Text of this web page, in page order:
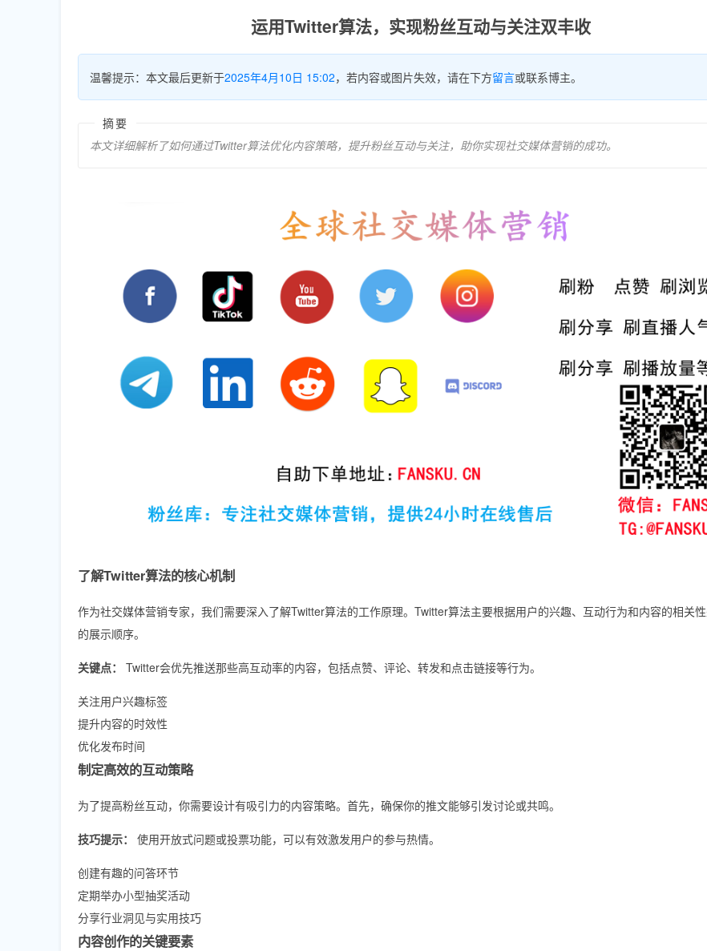
运用Twitter算法，实现粉丝互动与关注双丰收
温馨提示：本文最后更新于2025年4月10日 15:02，若内容或图片失效，请在下方留言或联系博主。
摘要
本文详细解析了如何通过Twitter算法优化内容策略，提升粉丝互动与关注，助你实现社交媒体营销的成功。
了解Twitter算法的核心机制
作为社交媒体营销专家，我们需要深入了解Twitter算法的工作原理。Twitter算法主要根据用户的兴趣、互动行为和内容的相关
的展示顺序。
关键点： Twitter会优先推送那些高互动率的内容，包括点赞、评论、转发和点击链接等行为。
关注用户兴趣标签
提升内容的时效性
优化发布时间
制定高效的互动策略
为了提高粉丝互动，你需要设计有吸引力的内容策略。首先，确保你的推文能够引发讨论或共鸣。
技巧提示： 使用开放式问题或投票功能，可以有效激发用户的参与热情。
创建有趣的问答环节
定期举办小型抽奖活动
分享行业洞见与实用技巧
内容创作的关键要素